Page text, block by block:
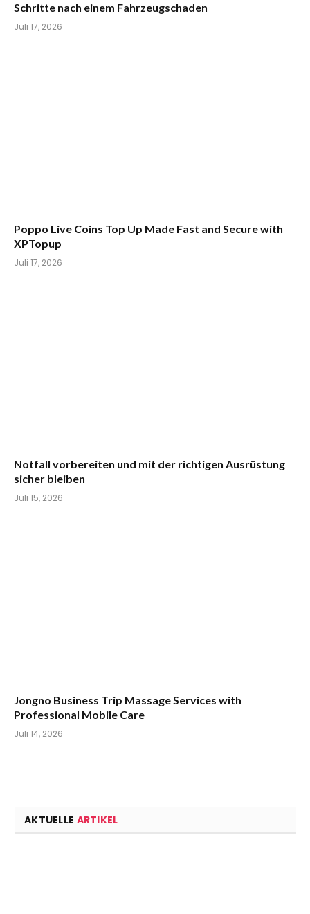
Schritte nach einem Fahrzeugschaden
Juli 17, 2026
Poppo Live Coins Top Up Made Fast and Secure with
XPTopup
Juli 17, 2026
Notfall vorbereiten und mit der richtigen Ausrüstung
sicher bleiben
Juli 15, 2026
Jongno Business Trip Massage Services with
Professional Mobile Care
Juli 14, 2026
AKTUELLE ARTIKEL